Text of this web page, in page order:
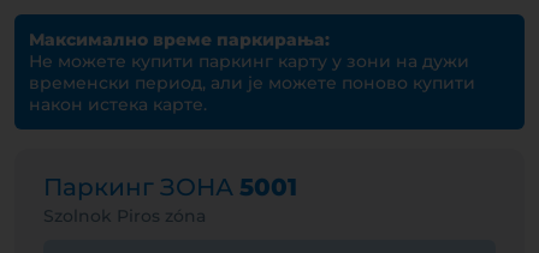
Максимално време паркирања:
Не можете купити паркинг карту у зони на дужи
временски период, али је можете поново купити
након истека карте.
Паркинг ЗОНА 5001
Szolnok Piros zóna